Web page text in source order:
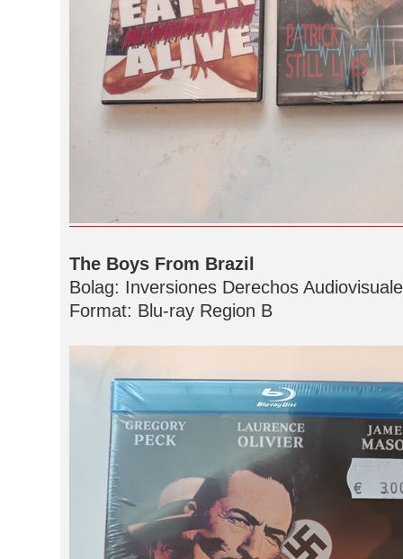
The Boys From Brazil
Bolag: Inversiones Derechos
Format: Blu-ray Region B